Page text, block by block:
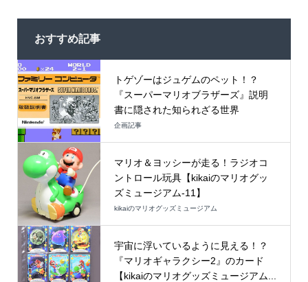
おすすめ記事
トゲゾーはジュゲムのペット！？
『スーパーマリオブラザーズ』説明
書に隠された知られざる世界
企画記事
マリオ＆ヨッシーが走る！ラジオコ
ントロール玩具【kikaiのマリオグッ
ズミュージアム-11】
kikaiのマリオグッズミュージアム
宇宙に浮いているように見える！？
『マリオギャラクシー2』のカード
【kikaiのマリオグッズミュージアム...